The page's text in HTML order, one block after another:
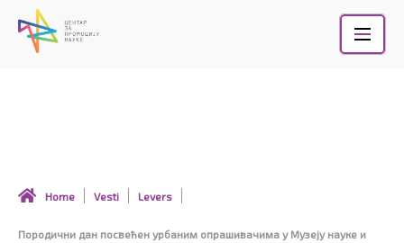
content
Home Vesti Levers
Породични дан посвећен урбаним опрашивачима у Музеју науке и